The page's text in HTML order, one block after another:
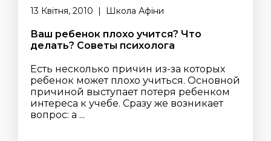
13 Квітня, 2010 | Школа Афіни
Ваш ребенок плохо учится? Что
делать? Советы психолога
Есть несколько причин из-за которых
ребенок может плохо учиться. Основной
причиной выступает потеря ребенком
интереса к учебе. Сразу же возникает
вопрос: а ...